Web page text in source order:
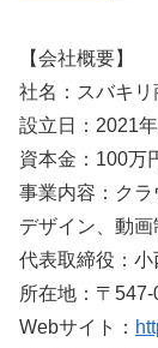
【会社概要】
社名：スバキ
設立日：2021
資本金：100万
事業内容：ク
デザイン、動画
代表取締役：小
所在地：〒
Webサイト：